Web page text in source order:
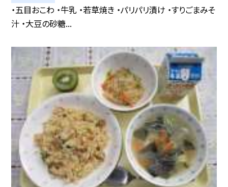
・五目おこわ ・牛乳 ・若草焼き ・パリパリ漬け ・すりごまみそ
汁 ・大豆の砂糖...